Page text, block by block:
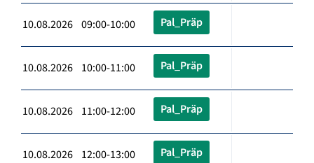
10.08.2026 09:00-10:00 Pal_Präp
10.08.2026 10:00-11:00 Pal_Präp
10.08.2026 11:00-12:00 Pal_Präp
10.08.2026 12:00-13:00 Pal_Präp